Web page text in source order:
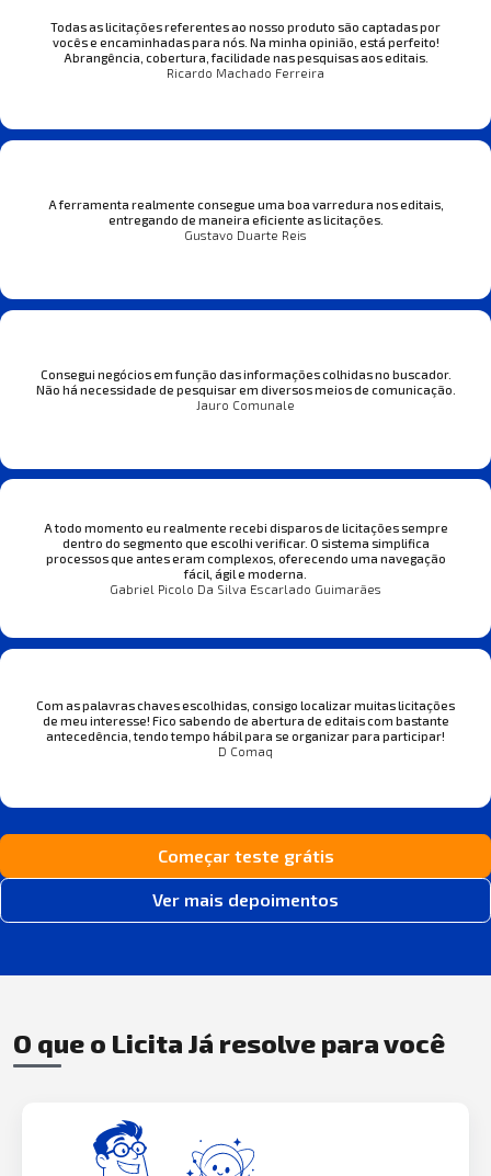
Todas as licitações referentes ao nosso produto são captadas por
vocês e encaminhadas para nós. Na minha opinião, está perfeito!
Abrangência, cobertura, facilidade nas pesquisas aos editais.
Ricardo Machado Ferreira
A ferramenta realmente consegue uma boa varredura nos editais,
entregando de maneira eficiente as licitações.
Gustavo Duarte Reis
Consegui negócios em função das informações colhidas no buscador.
Não há necessidade de pesquisar em diversos meios de comunicação.
Jauro Comunale
A todo momento eu realmente recebi disparos de licitações sempre
dentro do segmento que escolhi verificar. O sistema simplifica
processos que antes eram complexos, oferecendo uma navegação
fácil, ágil e moderna.
Gabriel Picolo Da Silva Escarlado Guimarães
Com as palavras chaves escolhidas, consigo localizar muitas licitações
de meu interesse! Fico sabendo de abertura de editais com bastante
antecedência, tendo tempo hábil para se organizar para participar!
D Comaq
Começar teste grátis
Ver mais depoimentos
O que o Licita Já resolve para você